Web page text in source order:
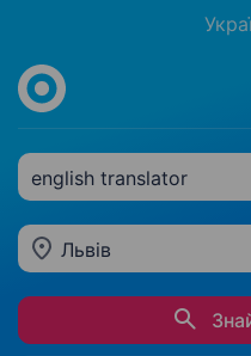
english translator
Львів